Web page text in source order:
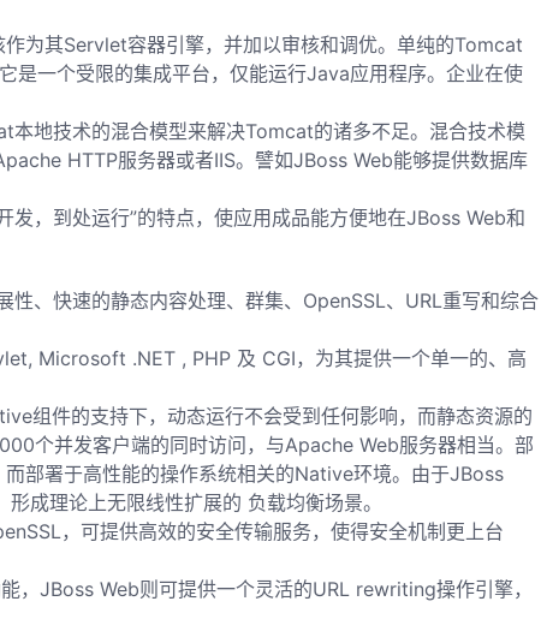
为其Servlet容器引擎，并加以审核和调优。单纯的Tomcat
是一个受限的集成平台，仅能运行Java应用程序。企业在使
地技术的混合模型来解决Tomcat的诸多不足。混合技术模
HTTP服务器或者IIS。譬如JBoss Web能够提供数据库
，到处运行”的特点，使应用成品能方便地在JBoss Web和
、快速的静态内容处理、群集、OpenSSL、URL重写和综合
Microsoft .NET , PHP 及 CGI，为其提供一个单一的、高
件的支持下，动态运行不会受到任何影响，而静态资源的
个并发客户端的同时访问，与Apache Web服务器相当。部
部署于高性能的操作系统相关的Native环境。由于JBoss
成理论上无限线性扩展的 负载均衡场景。
，可提供高效的安全传输服务，使得安全机制更上台
JBoss Web则可提供一个灵活的URL rewriting操作引擎，